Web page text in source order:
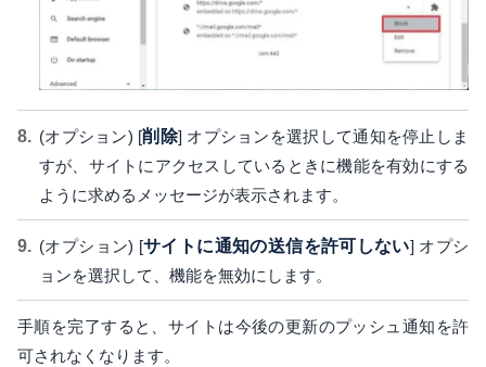
(オプション) [削除] オプションを選択して通知を停止しま
すが、サイトにアクセスしているときに機能を有効にする
ように求めるメッセージが表示されます。
(オプション) [サイトに通知の送信を許可しない] オプシ
ョンを選択して、機能を無効にします。
手順を完了すると、サイトは今後の更新のプッシュ通知を許
可されなくなります。